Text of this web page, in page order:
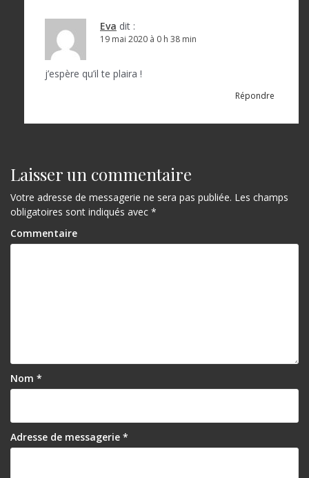
Eva dit :
19 mai 2020 à 0 h 38 min
j’espère qu’il te plaira !
Répondre
Laisser un commentaire
Votre adresse de messagerie ne sera pas publiée. Les champs
obligatoires sont indiqués avec *
Commentaire
Nom *
Adresse de messagerie *